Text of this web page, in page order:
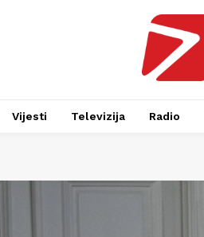
Vijesti Televizija Radio